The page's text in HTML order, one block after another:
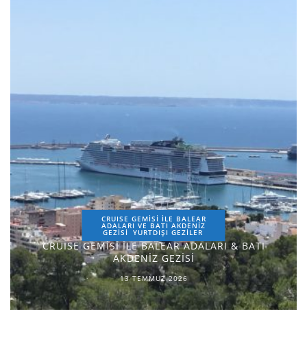
CRUISE GEMİSİ İLE BALEAR
ADALARI VE BATI AKDENİZ
GEZİSİ YURTDIŞI GEZILER
CRUISE GEMİSİ İLE BALEAR ADALARI & BATI
AKDENİZ GEZİSİ
13 TEMMUZ 2026